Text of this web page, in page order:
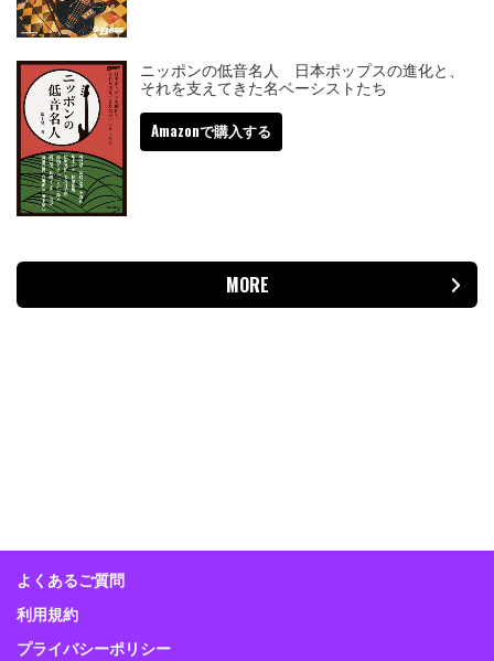
ニッポンの低音名人 日本ポップスの進化と、
それを支えてきた名ベーシストたち
Amazonで購入する
MORE
よくあるご質問
利用規約
プライバシーポリシー